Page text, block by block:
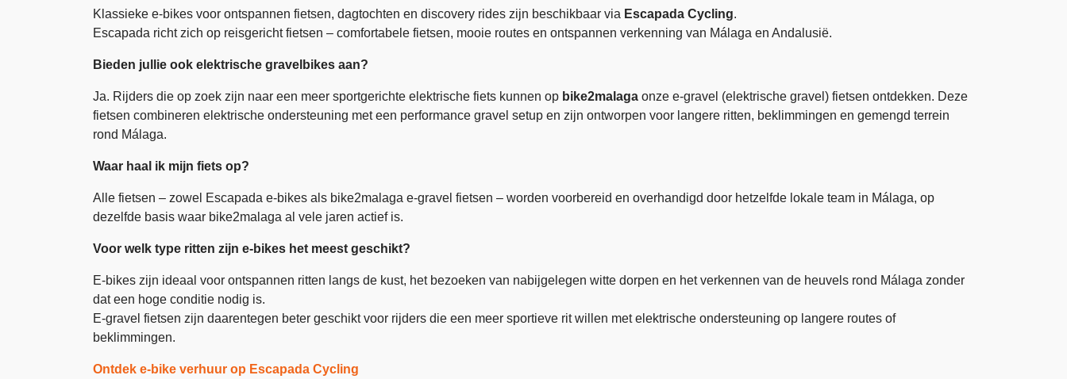
Klassieke e-bikes voor ontspannen fietsen, dagtochten en discovery rides zijn beschikbaar via Escapada Cycling.
Escapada richt zich op reisgericht fietsen – comfortabele fietsen, mooie routes en ontspannen verkenning van Málaga en Andalusië.
Bieden jullie ook elektrische gravelbikes aan?
Ja. Rijders die op zoek zijn naar een meer sportgerichte elektrische fiets kunnen op bike2malaga onze e-gravel (elektrische gravel) fietsen ontdekken. Deze
fietsen combineren elektrische ondersteuning met een performance gravel setup en zijn ontworpen voor langere ritten, beklimmingen en gemengd terrein
rond Málaga.
Waar haal ik mijn fiets op?
Alle fietsen – zowel Escapada e-bikes als bike2malaga e-gravel fietsen – worden voorbereid en overhandigd door hetzelfde lokale team in Málaga, op
dezelfde basis waar bike2malaga al vele jaren actief is.
Voor welk type ritten zijn e-bikes het meest geschikt?
E-bikes zijn ideaal voor ontspannen ritten langs de kust, het bezoeken van nabijgelegen witte dorpen en het verkennen van de heuvels rond Málaga zonder
dat een hoge conditie nodig is.
E-gravel fietsen zijn daarentegen beter geschikt voor rijders die een meer sportieve rit willen met elektrische ondersteuning op langere routes of
beklimmingen.
Ontdek e-bike verhuur op Escapada Cycling